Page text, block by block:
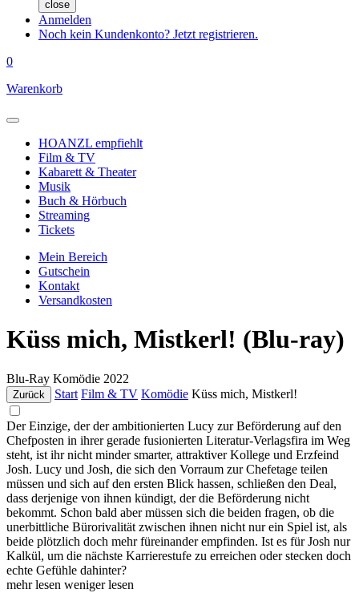
close
Anmelden
Noch kein Kundenkonto? Jetzt registrieren.
0
Warenkorb
HOANZL empfiehlt
Film & TV
Kabarett & Theater
Musik
Buch & Hörbuch
Streaming
Tickets
Mein Bereich
Gutschein
Kontakt
Versandkosten
Küss mich, Mistkerl! (Blu-ray)
Blu-Ray Komödie 2022
Zurück Start Film & TV Komödie Küss mich, Mistkerl!
Der Einzige, der der ambitionierten Lucy zur Beförderung auf den
Chefposten in ihrer gerade fusionierten Literatur-Verlagsfira im Weg
steht, ist ihr nicht minder smarter, attraktiver Kollege und Erzfeind
Josh. Lucy und Josh, die sich den Vorraum zur Chefetage teilen
müssen und sich auf den ersten Blick hassen, schließen den Deal,
dass derjenige von ihnen kündigt, der die Beförderung nicht
bekommt. Schon bald aber müssen sich die beiden fragen, ob die
unerbittliche Bürorivalität zwischen ihnen nicht nur ein Spiel ist, als
beide plötzlich doch mehr füreinander empfinden. Ist es für Josh nur
Kalkül, um die nächste Karrierestufe zu erreichen oder stecken doch
echte Gefühle dahinter?
mehr lesen weniger lesen